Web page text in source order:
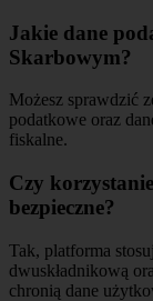
Jakie dane
Skarbowym?
Możesz sprawdzić
podatkowe oraz
fiskalne.
Czy
bezpieczne?
Tak, platforma
dwuskładnikową
chronią dane